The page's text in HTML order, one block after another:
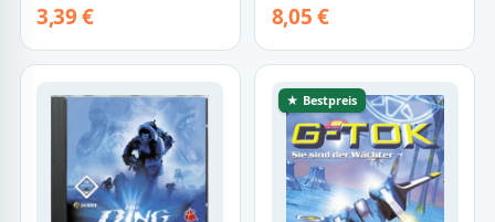
3,39 € 8,05 €
★ Bestpreis